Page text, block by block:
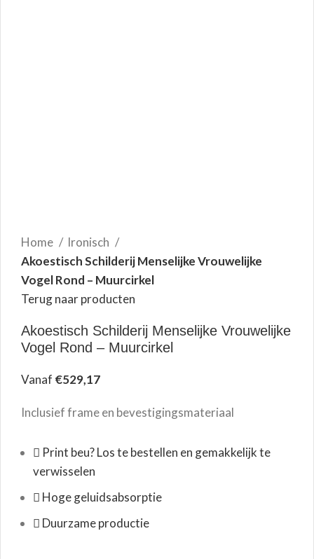
Home
Ironisch
Akoestisch Schilderij Menselijke Vrouwelijke
Vogel Rond – Muurcirkel
Terug naar producten
Akoestisch Schilderij Menselijke Vrouwelijke
Vogel Rond – Muurcirkel
Vanaf €529,17
Inclusief frame en bevestigingsmateriaal
Print beu? Los te bestellen en gemakkelijk te
verwisselen
Hoge geluidsabsorptie
Duurzame productie